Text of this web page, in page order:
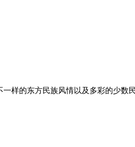
样的东方民族风情以及多彩的少数